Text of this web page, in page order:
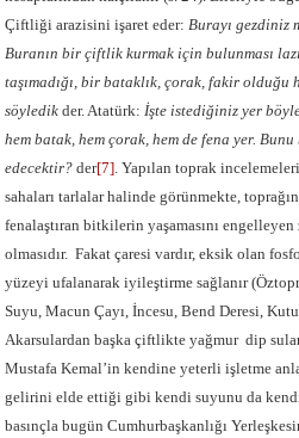
Çiftliği arazisini işaret eder:Burayı gezdiniz
Buranın bir çiftlik kurmak için bulunması
taşımadığı, bir bataklık, çorak, fakir olduğu
söyledik der. Atatürk:İşte istediğiniz yer
hem batak, hem çorak, hem de fena yer.
edecektir?der[7]. Yapılan toprak
sahaları tarlalar halinde görünmekte,
fenalaştıran bitkilerin yaşamasını
olmasıdır. Fakat çaresi vardır, eksik olan
yüzeyi ufalanarak iyileştirme sağlanır
Suyu, Macun Çayı, İncesu, Bend Deresi,
Akarsulardan başka çiftlikte yağmur dip
Mustafa Kemal’in kendine yeterli işletme
gelirini elde ettiği gibi kendi suyunu da
basınçla bugün Cumhurbaşkanlığı